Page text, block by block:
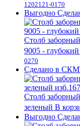
1202121-0170
Выгодно
Столб
9005 -
0270
Сделано в
Столб
зеленый В
Выгодно